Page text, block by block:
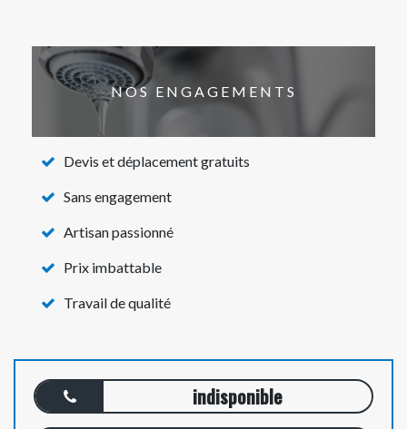
NOS ENGAGEMENTS
Devis et déplacement gratuits
Sans engagement
Artisan passionné
Prix imbattable
Travail de qualité
indisponible